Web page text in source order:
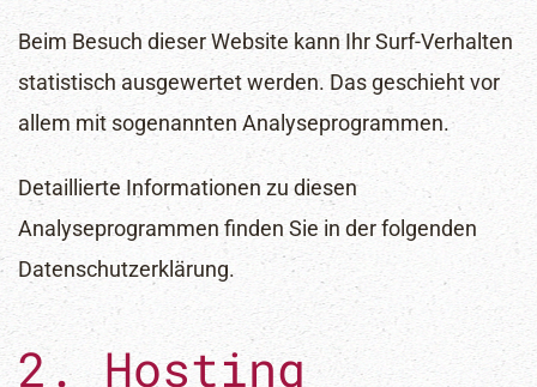
Beim Besuch dieser Website kann Ihr Surf-Verhalten
statistisch ausgewertet werden. Das geschieht vor
allem mit sogenannten Analyseprogrammen.
Detaillierte Informationen zu diesen
Analyseprogrammen finden Sie in der folgenden
Datenschutzerklärung.
2. Hosting